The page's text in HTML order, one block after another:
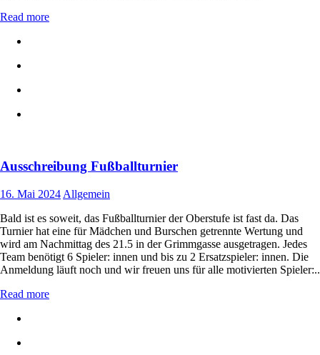
Read more
Ausschreibung Fußballturnier
16. Mai 2024 Allgemein
Bald ist es soweit, das Fußballturnier der Oberstufe ist fast da. Das
Turnier hat eine für Mädchen und Burschen getrennte Wertung und
wird am Nachmittag des 21.5 in der Grimmgasse ausgetragen. Jedes
Team benötigt 6 Spieler: innen und bis zu 2 Ersatzspieler: innen. Die
Anmeldung läuft noch und wir freuen uns für alle motivierten Spieler:..
Read more